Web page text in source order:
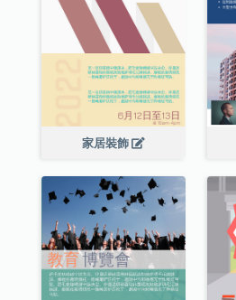
家居裝飾